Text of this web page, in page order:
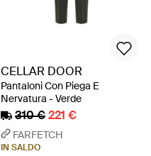
CELLAR DOOR
Pantaloni Con Piega E
Nervatura - Verde
310 €221 €
FARFETCH
IN SALDO